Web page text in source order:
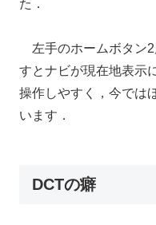
た．
左手のホームボタン2
すとナビが現在地表示
操作しやすく，今では
います．
DCTの癖